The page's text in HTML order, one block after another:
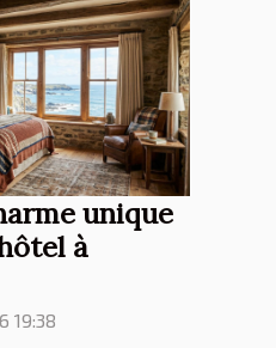
unique
à
19:38